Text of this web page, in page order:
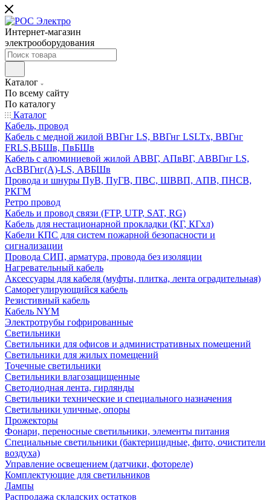
Интернет-магазин
электрооборудования
Каталог
По всему сайту
По каталогу
Каталог
Кабель, провод
Кабель с медной жилой ВВГнг LS, ВВГнг LSLTx, ВВГнг
FRLS,ВБШв, ПвБШв
Кабель с алюминиевой жилой АВВГ, АПвВГ, АВВГнг LS,
АсВВГнг(А)-LS, АВБШв
Провода и шнуры ПуВ, ПуГВ, ПВС, ШВВП, АПВ, ПНСВ,
РКГМ
Ретро провод
Кабель и провод связи (FTP, UTP, SAT, RG)
Кабель для нестационарной прокладки (КГ, КГхл)
Кабели КПС для систем пожарной безопасности и
сигнализации
Провода СИП, арматура, провода без изоляции
Нагревательный кабель
Аксессуары для кабеля (муфты, плитка, лента оградительная)
Саморегулирующийся кабель
Резистивный кабель
Кабель NYM
Электротрубы гофрированные
Светильники
Светильники для офисов и административных помещений
Светильники для жилых помещений
Точечные светильники
Светильники влагозащищенные
Светодиодная лента, гирлянды
Светильники технические и специального назначения
Светильники уличные, опоры
Прожекторы
Фонари, переносные светильники, элементы питания
Специальные светильники (бактерицидные, фито, очистители
воздуха)
Управление освещением (датчики, фотореле)
Комплектующие для светильников
Лампы
Распродажа складских остатков